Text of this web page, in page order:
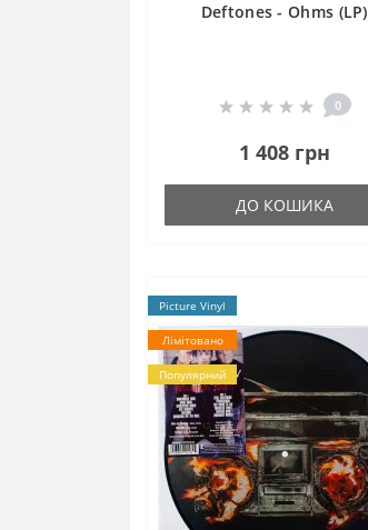
Deftones - Ohms (LP)
0
1 408 грн
ДО КОШИКА
Picture Vinyl
Лімітовано
Популярний